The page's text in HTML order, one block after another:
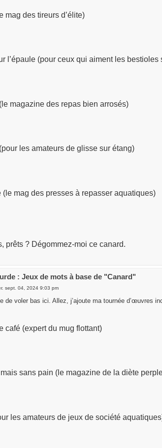
mag des tireurs d’élite)
l’épaule (pour ceux qui aiment les bestioles
magazine des repas bien arrosés)
les amateurs de glisse sur étang)
(le mag des presses à repasser aquatiques)
prêts ? Dégommez-moi ce canard.
: Jeux de mots à base de "Canard"
sept. 04, 2024 9:03 pm
de voler bas ici. Allez, j’ajoute ma tournée d’œuvres
café (expert du mug flottant)
sans pain (le magazine de la diète
les amateurs de jeux de société